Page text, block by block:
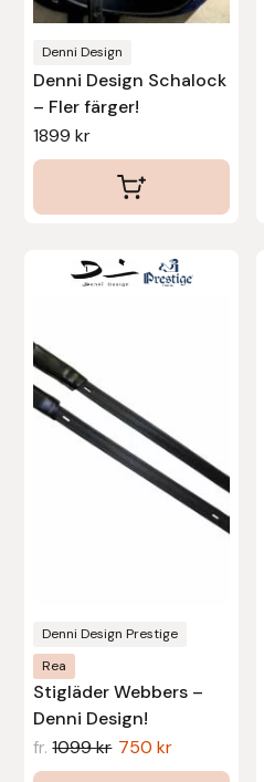
Denni Design
Denni Design Schalock
– Fler färger!
1899kr
på
produktsidan
Denni Design Prestige
Rea
Stigläder Webbers –
Denni Design!
fr. 1099kr 750kr
har
flera
varianter.
produktsidan
Suedwind
Tear-Aid
Tekna
Tidningen Ridsport Island
TOPREITER
Trikem
Vals
Veredus
Walsh